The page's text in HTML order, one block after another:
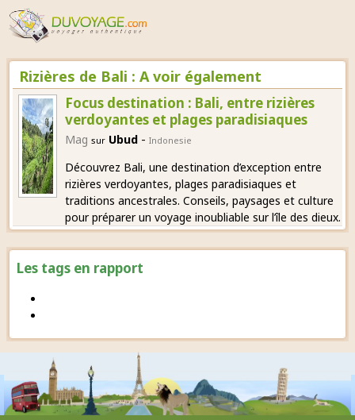
Les tags en rapport
Rizières de Bali : A voir également
Focus destination : Bali, entre rizières
verdoyantes et plages paradisiaques
Mag sur Ubud- Indonesie
Découvrez Bali, une destination d’exception entre
rizières verdoyantes, plages paradisiaques et
traditions ancestrales. Conseils, paysages et culture
pour préparer un voyage inoubliable sur l’île des dieux.